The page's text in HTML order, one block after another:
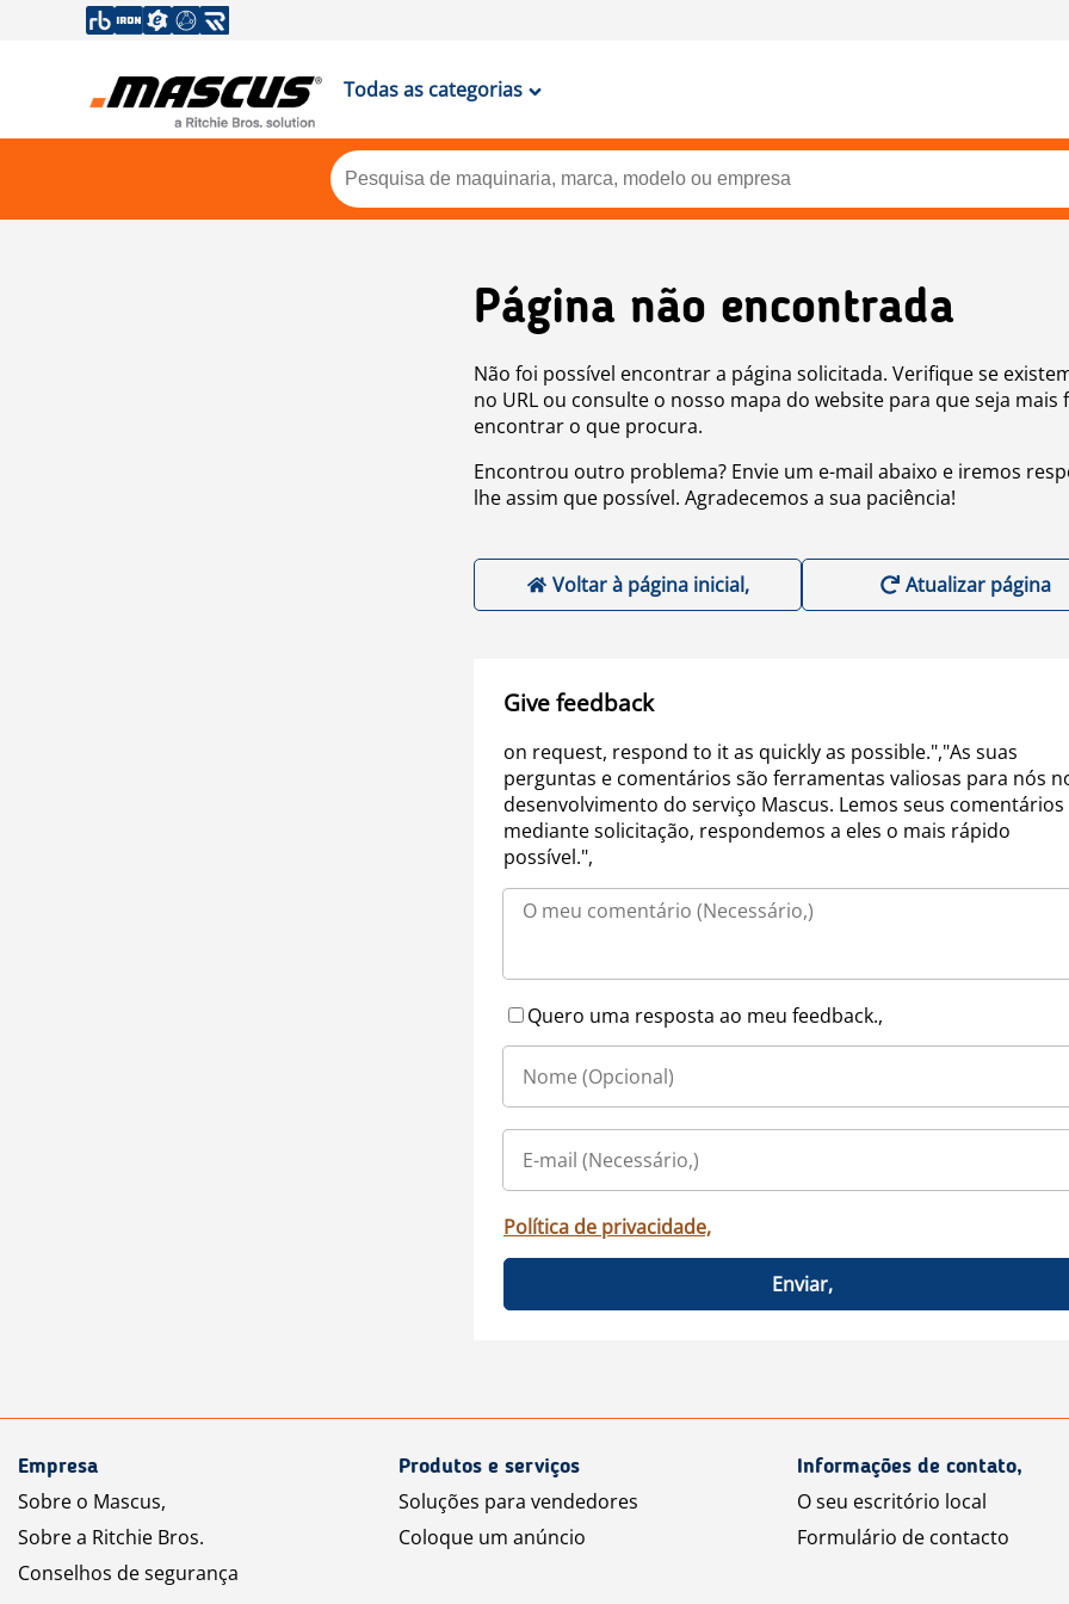
Todas as categorias
Página não encontrada
Não foi possível encontrar a página solicitada. Verifique se
no URL ou consulte o nosso mapa do website para que seja mais
encontrar o que procura.
Encontrou outro problema? Envie um e-mail abaixo e iremos
lhe assim que possível. Agradecemos a sua paciência!
Voltar à página inicial, Atualizar página
Give feedback
on request, respond to it as quickly as possible.","As suas
perguntas e comentários são ferramentas valiosas para nós
desenvolvimento do serviço Mascus. Lemos seus comentários
mediante solicitação, respondemos a eles o mais rápido
possível.",
Quero uma resposta ao meu feedback.,
Política de privacidade,
Enviar,
Empresa
Sobre o Mascus,
Sobre a Ritchie Bros.
Conselhos de segurança
Produtos e serviços
Soluções para vendedores
Coloque um anúncio
Informações de contato,
O seu escritório local
Formulário de contacto